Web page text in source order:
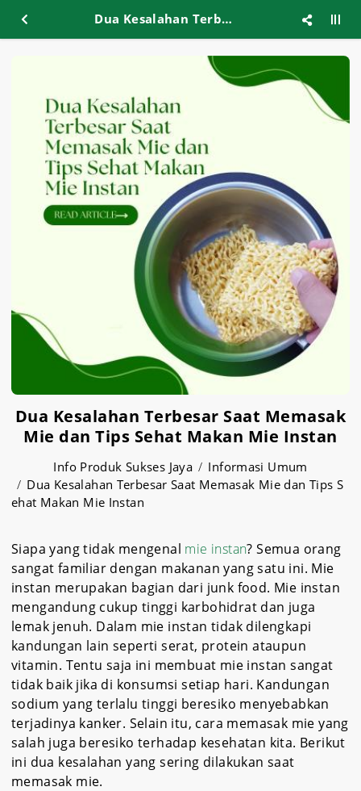
Dua Kesalahan Terbesar Saat Memasak Mie dan Tips Sehat Makan Mie Instan
Dua Kesalahan Terbesar Saat Memasak
Mie dan Tips Sehat Makan Mie Instan
Info Produk Sukses Jaya
Informasi Umum
Dua Kesalahan Terbesar Saat Memasak Mie dan Tips S
ehat Makan Mie Instan
Siapa yang tidak mengenal mie instan? Semua orang
sangat familiar dengan makanan yang satu ini. Mie
instan merupakan bagian dari junk food. Mie instan
mengandung cukup tinggi karbohidrat dan juga
lemak jenuh. Dalam mie instan tidak dilengkapi
kandungan lain seperti serat, protein ataupun
vitamin. Tentu saja ini membuat mie instan sangat
tidak baik jika di konsumsi setiap hari. Kandungan
sodium yang terlalu tinggi beresiko menyebabkan
terjadinya kanker. Selain itu, cara memasak mie yang
salah juga beresiko terhadap kesehatan kita. Berikut
ini dua kesalahan yang sering dilakukan saat
memasak mie.